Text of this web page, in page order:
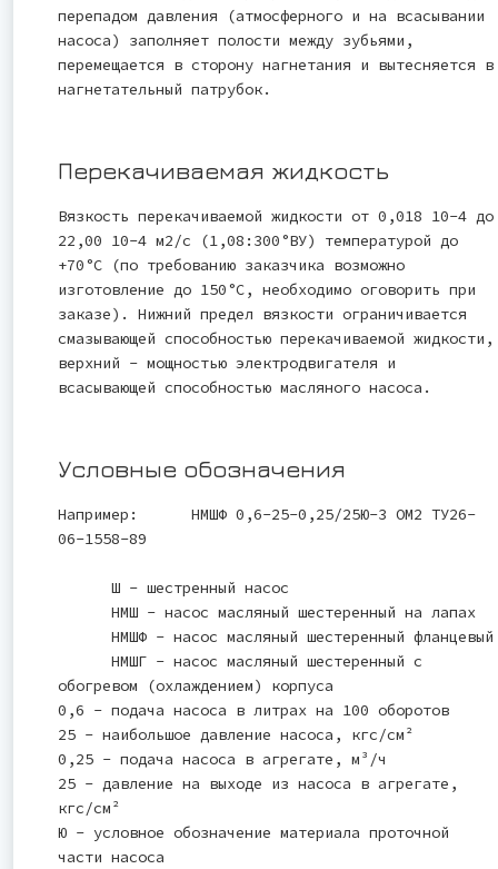
перепадом давления (атмосферного и на всасывании
насоса) заполняет полости между зубьями,
перемещается в сторону нагнетания и вытесняется в
нагнетательный патрубок.
Перекачиваемая жидкость
Вязкость перекачиваемой жидкости от 0,018 10-4 до
22,00 10-4 м2/с (1,08:300°ВУ) температурой до
+70°С (по требованию заказчика возможно
изготовление до 150°С, необходимо оговорить при
заказе). Нижний предел вязкости ограничивается
смазывающей способностью перекачиваемой жидкости,
верхний - мощностью электродвигателя и
всасывающей способностью масляного насоса.
Условные обозначения
Например: НМШФ 0,6-25-0,25/25Ю-3 ОМ2 ТУ26-
06-1558-89
Ш - шестренный насос
НМШ - насос масляный шестеренный на лапах
НМШФ - насос масляный шестеренный фланцевый
НМШГ - насос масляный шестеренный с
обогревом (охлаждением) корпуса
0,6 - подача насоса в литрах на 100 оборотов
25 - наибольшое давление насоса, кгс/см²
0,25 - подача насоса в агрегате, м³/ч
25 - давление на выходе из насоса в агрегате,
кгс/см²
Ю - условное обозначение материала проточной
части насоса